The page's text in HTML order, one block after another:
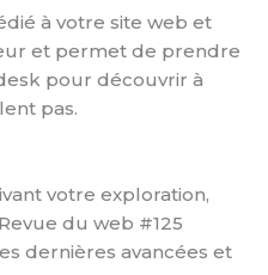
à votre site web et
et permet de prendre
pour découvrir à
pas.
votre exploration,
du web #125
dernières avancées et